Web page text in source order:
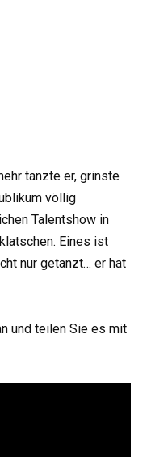
tanzte er, grinste
völlig
Talentshow in
Eines ist
nur getanzt… er hat
und teilen Sie es mit